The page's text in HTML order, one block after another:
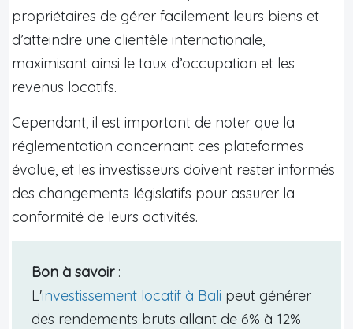
propriétaires de gérer facilement leurs biens et
d’atteindre une clientèle internationale,
maximisant ainsi le taux d’occupation et les
revenus locatifs.
Cependant, il est important de noter que la
réglementation concernant ces plateformes
évolue, et les investisseurs doivent rester informés
des changements législatifs pour assurer la
conformité de leurs activités.
Bon à savoir:
L'investissement locatif à Bali peut générer
des rendements bruts allant de 6% à 12%